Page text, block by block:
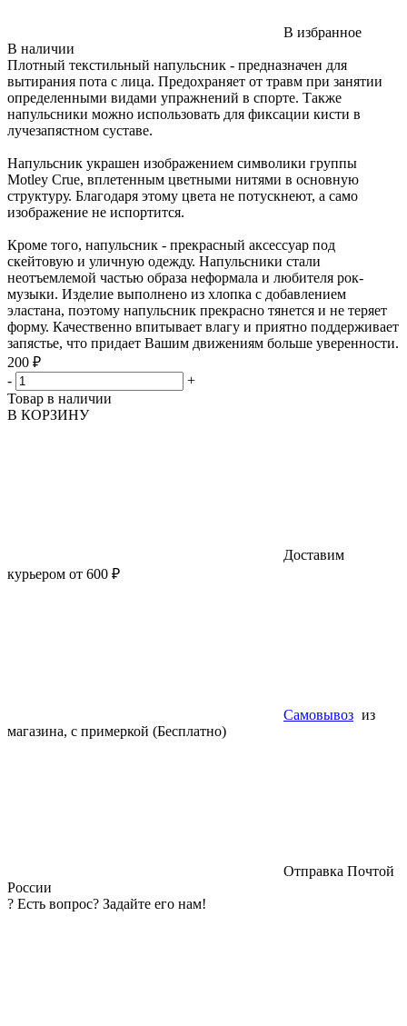
В избранное
В наличии
Плотный текстильный напульсник - предназначен для
вытирания пота с лица. Предохраняет от травм при занятии
определенными видами упражнений в спорте. Также
напульсники можно использовать для фиксации кисти в
лучезапястном суставе.
Напульсник украшен изображением символики группы
Motley Crue, вплетенным цветными нитями в основную
структуру. Благодаря этому цвета не потускнеют, а само
изображение не испортится.
Кроме того, напульсник - прекрасный аксессуар под
скейтовую и уличную одежду. Напульсники стали
неотъемлемой частью образа неформала и любителя рок-
музыки. Изделие выполнено из хлопка с добавлением
эластана, поэтому напульсник прекрасно тянется и не теряет
форму. Качественно впитывает влагу и приятно поддерживает
запястье, что придает Вашим движениям больше уверенности.
200 ₽
-
+
Товар в наличии
В КОРЗИНУ
Доставим
курьером от 600 ₽
Самовывоз из
магазина, с примеркой (Бесплатно)
Отправка Почтой
России
? Есть вопрос? Задайте его нам!